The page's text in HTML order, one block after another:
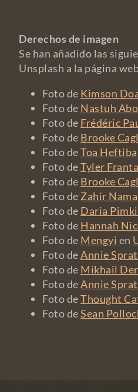
Derechos de imagen
Se han añadido las
Unsplash a la página
Foto de Kimson
Foto de Nastuh
Foto de Frédéric
Foto de Brooke
Foto deToa Heftiba
Foto deTyler Franta
Foto de Brooke
Foto de Zahir
Foto de Daria
Foto de Hannah
Foto de Mengyi en
Foto deAnnie
Foto de Mikhail
Foto deAnnie
Foto deThought
Foto deSean